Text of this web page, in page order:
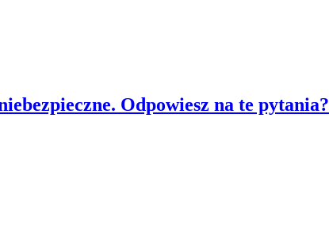
Odpowiesz na te pytania?